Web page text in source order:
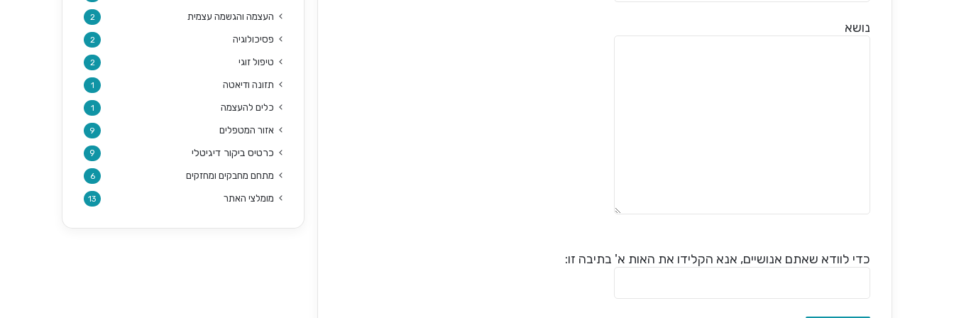
נושא
כדי לוודא שאתם אנושיים, אנא הקלידו את האות א' בתיבה זו:
העצמה והגשמה עצמית 2
פסיכולוגיה 2
טיפול זוגי 2
תזונה ודיאטה 1
כלים להעצמה 1
אזור המטפלים 9
כרטיס ביקור דיגיטלי 9
מתחם מחבקים ומחזקים 6
מומלצי האתר 13